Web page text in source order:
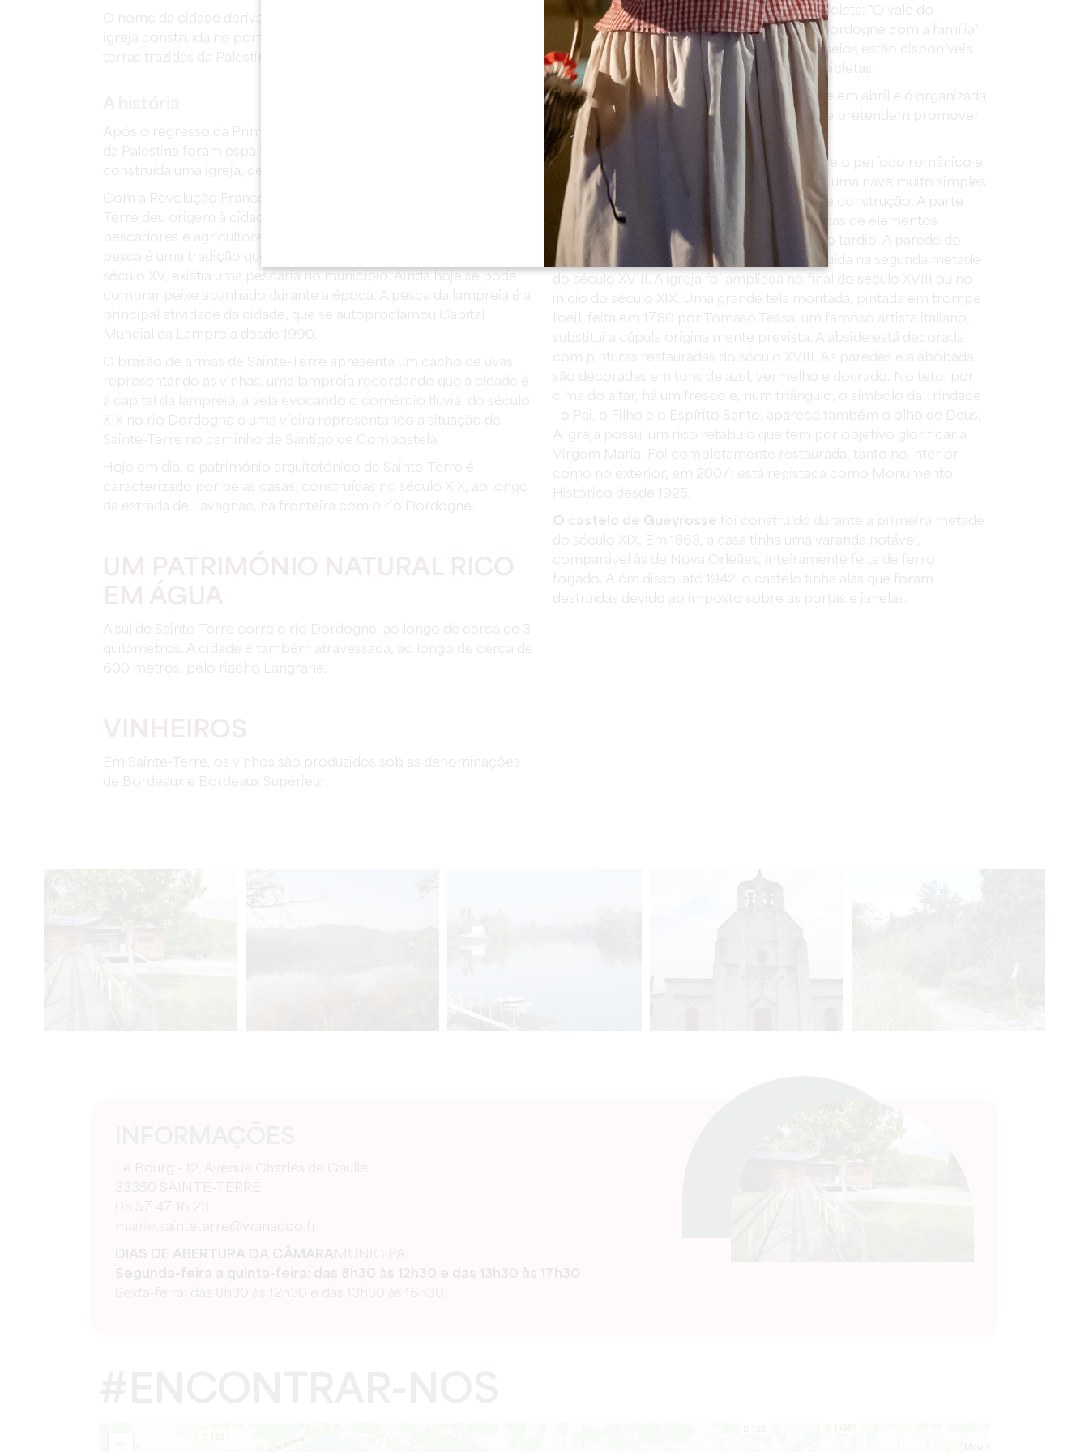
O nome da cidade deriva de Sancta Terra, nome de uma antiga
igreja construída no ponto mais alto da aldeia, onde se espalhavam
terras trazidas da Palestina.
Após o regresso da Primeira Cruzada (1096-1099), as terras trazidas
da Palestina foram espalhadas no ponto mais alto da aldeia e aí foi
construída uma igreja, denominada Terra Sancta.
Com a Revolução Francesa, a paróquia de Notre Dame de Sainte-
Terre deu origem à cidade de Sainte-Terre, uma aldeia de
pescadores e agricultores. Situada nas margens do rio Dordogne, a
pesca é uma tradição que se mantém até aos nossos dias. No
século XV, existia uma pescaria no município. Ainda hoje se pode
comprar peixe apanhado durante a época. A pesca da lampreia é a
principal atividade da cidade, que se autoproclamou Capital
Mundial da Lampreia desde 1990.
O brasão de armas de Sainte-Terre apresenta um cacho de uvas
representando as vinhas, uma lampreia recordando que a cidade é
a capital da lampreia, a vela evocando o comércio fluvial do século
XIX no rio Dordogne e uma vieira representando a situação de
Sainte-Terre no caminho de Santigo de Compostela.
Hoje em dia, o património arquitetónico de Sainte-Terre é
caracterizado por belas casas, construídas no século XIX, ao longo
da estrada de Lavagnac, na fronteira com o rio Dordogne.
A sul de Sainte-Terre corre o rio Dordogne, ao longo de cerca de 3
quilómetros. A cidade é também atravessada, ao longo de cerca de
600 metros, pelo riacho Langrane.
Em Sainte-Terre, os vinhos são produzidos sob as denominações
de Bordeaux e Bordeaux Supérieur.
longo da Dordogne"; e três passeios de bicicleta: "O vale do
Dordogne e as suas vinhas", "Ao longo do Dordogne com a família"
e "Saint-Terre e o rio Dordogne". Estes passeios estão disponíveis
aqui; o Posto de Turismo também aluga bicicletas.
A Festa da Lampreia
realiza-se geralmente em abril e é organizada
por quinze Associações de Sainte-Terre que pretendem promover
a especialidade gastronómica.
A Igreja de Saint-Alexis
foi construída entre o período românico e
o final do período gótico. É constituída por uma nave muito simples
e uma abside que datam da primeira fase de construção. A parte
superior da fachada apresenta características de elementos
decorativos que pertencem ao estilo gótico tardio. A parede do
campanário, de aspeto barroco, foi construída na segunda metade
do século XVIII. A igreja foi ampliada no final do século XVIII ou no
início do século XIX. Uma grande tela montada, pintada em trompe
l'oeil, feita em 1780 por Tomaso Tessa, um famoso artista italiano,
substitui a cúpula originalmente prevista. A abside está decorada
com pinturas restauradas do século XVIII. As paredes e a abóbada
são decoradas em tons de azul, vermelho e dourado. No teto, por
cima do altar, há um fresco e, num triângulo, o símbolo da Trindade
- o Pai, o Filho e o Espírito Santo; aparece também o olho de Deus.
A igreja possui um rico retábulo que tem por objetivo glorificar a
Virgem Maria. Foi completamente restaurada, tanto no interior
como no exterior, em 2007; está registada como Monumento
Histórico desde 1925.
O castelo de Gueyrosse foi construído durante a primeira metade
do século XIX. Em 1863, a casa tinha uma varanda notável,
comparável às de Nova Orleães, inteiramente feita de ferro
forjado. Além disso, até 1942, o castelo tinha alas que foram
destruídas devido ao imposto sobre as portas e janelas.
Le Bourg - 12, Avenue Charles de Gaulle
33350 SAINTE-TERRE
05 57 47 16 23
m
ainteterre@wanadoo.fr
DIAS DE ABERTURA DA CÂMARA MUNICIPAL
Segunda-feira a quinta-feira: das 8h30 às 12h30 e das 13h30 às 17h30
Sexta-feira: das 8h30 às 12h30 e das 13h30 às 16h30